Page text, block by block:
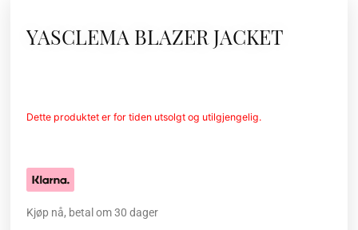
YASCLEMA BLAZER JACKET
Dette produktet er for tiden utsolgt og utilgjengelig.
Kjøp nå, betal om 30 dager